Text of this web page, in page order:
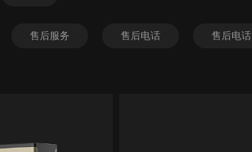
售后服务 售后电话 售后电话